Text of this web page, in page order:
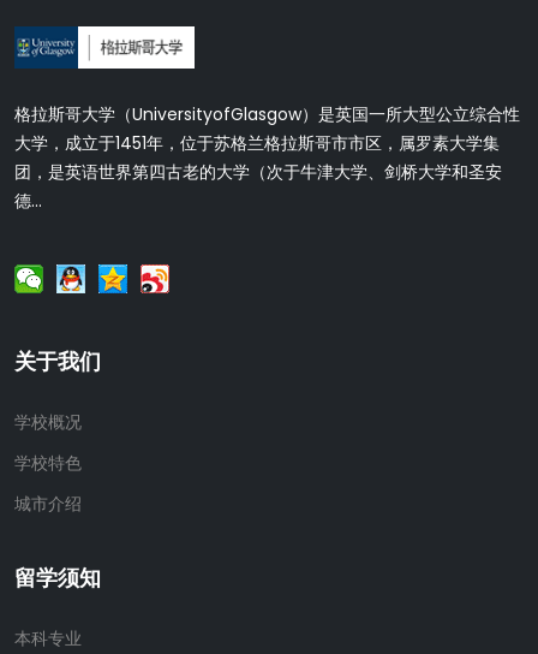
格拉斯哥大学（UniversityofGlasgow）是英国一所大型公立综合性
大学，成立于1451年，位于苏格兰格拉斯哥市市区，属罗素大学集
团，是英语世界第四古老的大学（次于牛津大学、剑桥大学和圣安
德...
关于我们
学校概况
学校特色
城市介绍
留学须知
本科专业